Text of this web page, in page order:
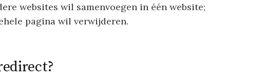
websites wil samenvoegen in één website;
pagina wil verwijderen.